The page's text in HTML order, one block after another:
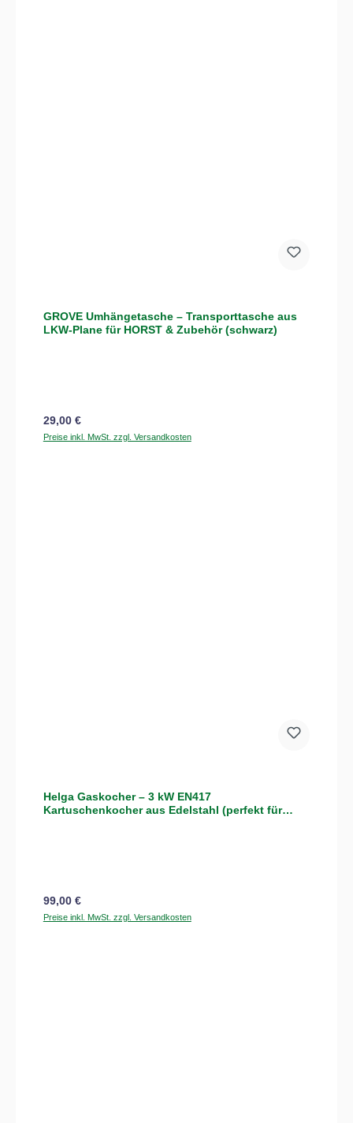
GROVE Umhängetasche – Transporttasche aus
LKW-Plane für HORST & Zubehör (schwarz)
Regulärer Preis:
29,00 €
Preise inkl. MwSt. zzgl. Versandkosten
Helga Gaskocher – 3 kW EN417
Kartuschenkocher aus Edelstahl (perfekt für
Regulärer Preis:
99,00 €
Preise inkl. MwSt. zzgl. Versandkosten